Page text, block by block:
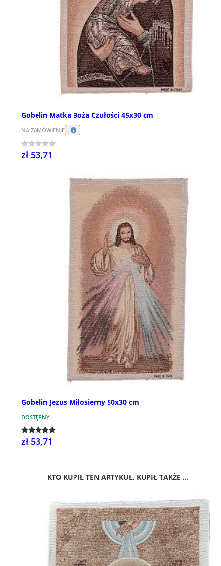
Gobelin Matka Boża Czułości 45x30 cm
NA ZAMÓWIENIE
zł 53,71
Gobelin Jezus Miłosierny 50x30 cm
DOSTĘPNY
zł 53,71
KTO KUPIŁ TEN ARTYKUŁ, KUPIŁ TAKŻE ...